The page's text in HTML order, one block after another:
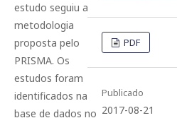
estudo seguiu a
metodologia
proposta pelo
PRISMA. Os
estudos foram
identificados na
base de dados no
PDF
Publicado
2017-08-21